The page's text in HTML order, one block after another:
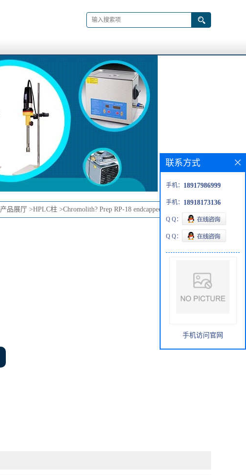
产品展厅 >HPLC柱 >Chromolith? Prep RP-18 endcapped 100-25 column
联系方式
手机： 18917986999
手机： 18918173136
Q Q：
Q Q：
手机访问官网